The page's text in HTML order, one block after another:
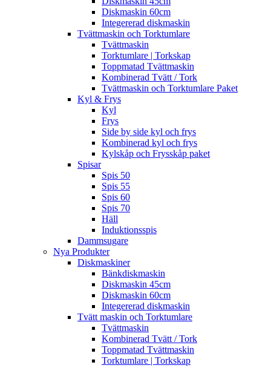
Diskmaskin 60cm
Integererad diskmaskin
Tvättmaskin och Torktumlare
Tvättmaskin
Torktumlare | Torkskap
Toppmatad Tvättmaskin
Kombinerad Tvätt / Tork
Tvättmaskin och Torktumlare Paket
Kyl & Frys
Kyl
Frys
Side by side kyl och frys
Kombinerad kyl och frys
Kylskåp och Frysskåp paket
Spisar
Spis 50
Spis 55
Spis 60
Spis 70
Häll
Induktionsspis
Dammsugare
Nya Produkter
Diskmaskiner
Bänkdiskmaskin
Diskmaskin 45cm
Diskmaskin 60cm
Integererad diskmaskin
Tvätt maskin och Torktumlare
Tvättmaskin
Kombinerad Tvätt / Tork
Toppmatad Tvättmaskin
Torktumlare | Torkskap